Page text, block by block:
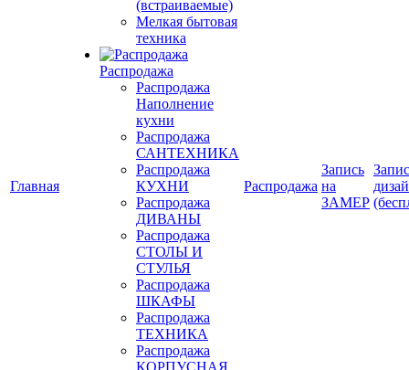
Главная
(встраиваемые)
Мелкая бытовая
техника
Распродажа
Распродажа
Наполнение
кухни
Распродажа
САНТЕХНИКА
Распродажа
КУХНИ
Распродажа
ДИВАНЫ
Распродажа
СТОЛЫ И
СТУЛЬЯ
Распродажа
ШКАФЫ
Распродажа
ТЕХНИКА
Распродажа
КОРПУСНАЯ
Распродажа
Запись
на
ЗАМЕР